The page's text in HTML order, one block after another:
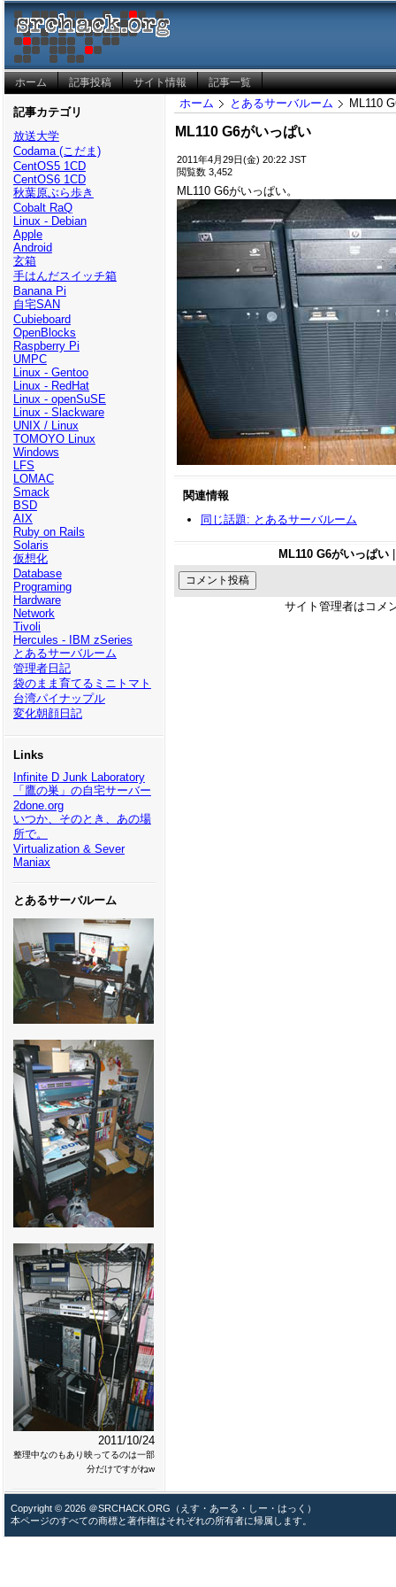
ホーム 記事投稿 サイト情報 記事一覧
記事カテゴリ
放送大学
Codama (こだま)
CentOS5 1CD
CentOS6 1CD
秋葉原ぶら歩き
Cobalt RaQ
Linux - Debian
Apple
Android
玄箱
手はんだスイッチ箱
Banana Pi
自宅SAN
Cubieboard
OpenBlocks
Raspberry Pi
UMPC
Linux - Gentoo
Linux - RedHat
Linux - openSuSE
Linux - Slackware
UNIX / Linux
TOMOYO Linux
Windows
LFS
LOMAC
Smack
BSD
AIX
Ruby on Rails
Solaris
仮想化
Database
Programing
Hardware
Network
Tivoli
Hercules - IBM zSeries
とあるサーバルーム
管理者日記
袋のまま育てるミニトマト
台湾パイナップル
変化朝顔日記
Links
Infinite D Junk Laboratory
「鷹の巣」の自宅サーバー
2done.org
いつか、そのとき、あの場
所で。
Virtualization & Sever
Maniax
とあるサーバルーム
2011/10/24
整理中なのもあり映ってるのは一部
分だけですがねw
ホーム とあるサーバルーム ML110
ML110 G6がいっぱい
2011年4月29日(金) 20:22 JST
閲覧数 3,452
ML110 G6がいっぱい。
関連情報
同じ話題: とあるサーバルーム
ML110 G6がいっぱい|
サイト管理者はコメ
Copyright © 2026 ＠SRCHACK.ORG（えす・あーる・しー・はっく）
本ページのすべての商標と著作権はそれぞれの所有者に帰属します。